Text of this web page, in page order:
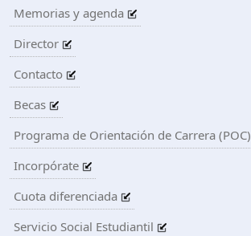
Memorias y agenda
Director
Contacto
Becas
Programa de Orientación de Carrera (POC)
Incorpórate
Cuota diferenciada
Servicio Social Estudiantil